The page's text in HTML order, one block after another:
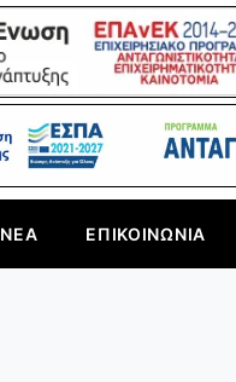
ΝΈΑ ΕΠΙΚΟΙΝΩΝΊΑ